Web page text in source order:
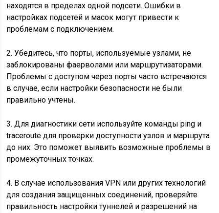
находятся в пределах одной подсети. Ошибки в
настройках подсетей и масок могут привести к
проблемам с подключением.
2. Убедитесь, что порты, используемые узлами, не
заблокированы фаерволами или маршрутизаторами.
Проблемы с доступом через порты часто встречаются
в случае, если настройки безопасности не были
правильно учтены.
3. Для диагностики сети используйте команды ping и
traceroute для проверки доступности узлов и маршрута
до них. Это поможет выявить возможные проблемы в
промежуточных точках.
4. В случае использования VPN или других технологий
для создания защищенных соединений, проверяйте
правильность настройки туннелей и разрешений на